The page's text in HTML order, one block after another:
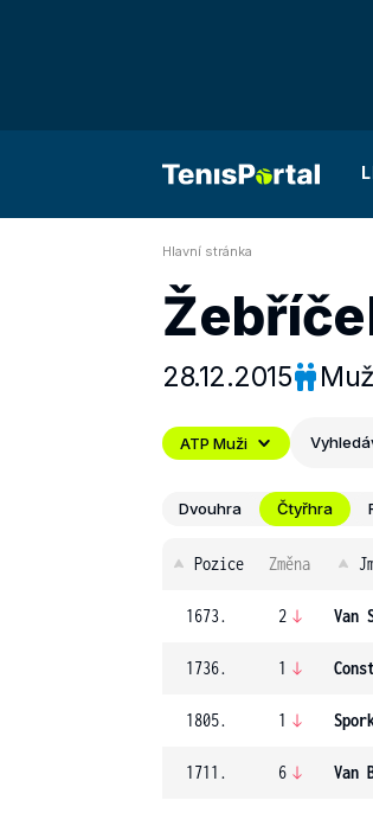
Hlavní stránka
28.12.2015
ATP Muži
Dvouhra Čtyřhra
Pozice Změna
1673. 2 Van
1736. 1
1805. 1
1711. 6 Van